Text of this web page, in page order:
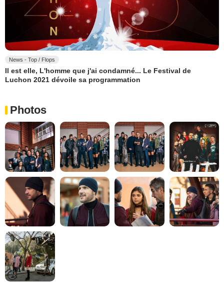
News - Top / Flops
Il est elle, L'homme que j'ai condamné... Le Festival de
Luchon 2021 dévoile sa programmation
Photos